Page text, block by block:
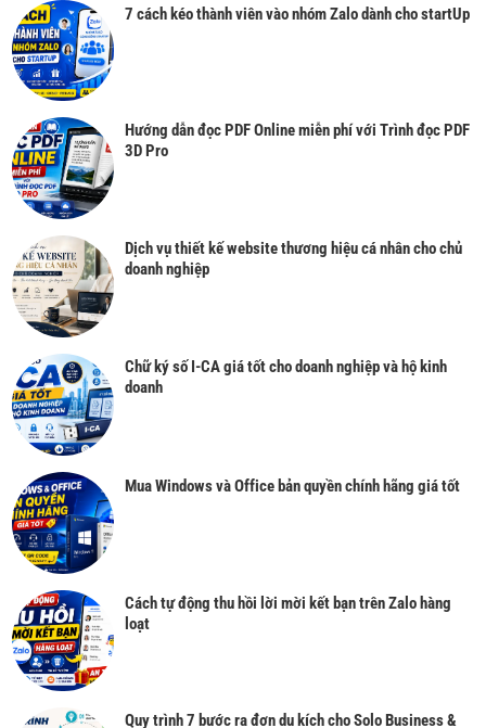
7 cách kéo thành viên vào nhóm Zalo dành cho startUp
Hướng dẫn đọc PDF Online miễn phí với Trình đọc PDF
3D Pro
Dịch vụ thiết kế website thương hiệu cá nhân cho chủ
doanh nghiệp
Chữ ký số I-CA giá tốt cho doanh nghiệp và hộ kinh
doanh
Mua Windows và Office bản quyền chính hãng giá tốt
Cách tự động thu hồi lời mời kết bạn trên Zalo hàng
loạt
Quy trình 7 bước ra đơn du kích cho Solo Business &